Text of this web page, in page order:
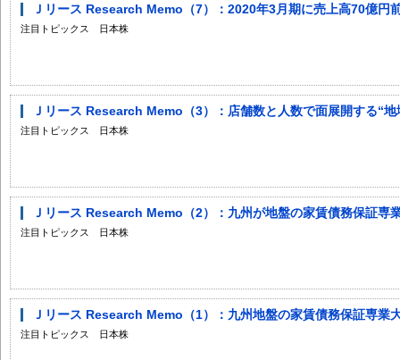
Ｊリース Research Memo（7）：2020年3月期に売上高70億円
注目トピックス 日本株
Ｊリース Research Memo（3）：店舗数と人数で面展開する“
注目トピックス 日本株
Ｊリース Research Memo（2）：九州が地盤の家賃債務保証専
注目トピックス 日本株
Ｊリース Research Memo（1）：九州地盤の家賃債務保証専業
注目トピックス 日本株